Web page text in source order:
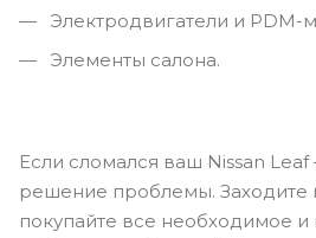
Электродвигатели и PDM-
Элементы салона.
Если сломался ваш Nissan Leaf
решение проблемы. Заходите
покупайте все необходимое и